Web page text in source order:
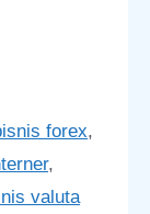
forex,
,
valuta